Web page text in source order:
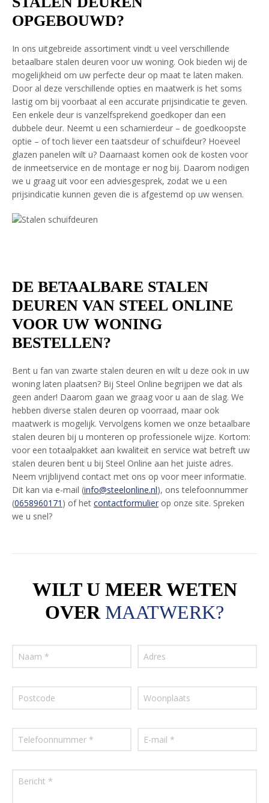
OPGEBOUWD?
In ons uitgebreide assortiment vindt u veel verschillende
betaalbare stalen deuren voor uw woning. Ook bieden wij de
mogelijkheid om uw perfecte deur op maat te laten maken.
Door al deze verschillende opties en maatwerk is het soms
lastig om bij voorbaat al een accurate prijsindicatie te geven.
Een enkele deur is vanzelfsprekend goedkoper dan een
dubbele deur. Neemt u een scharnierdeur – de goedkoopste
optie – of toch liever een taatsdeur of schuifdeur? Hoeveel
glazen panelen wilt u? Daarnaast komen ook de kosten voor
de inmeetservice en de montage er nog bij. Daarom nodigen
we u graag uit voor een adviesgesprek, zodat we u een
prijsindicatie kunnen geven die is afgestemd op uw wensen.
DE BETAALBARE STALEN
DEUREN VAN STEEL ONLINE
VOOR UW WONING
BESTELLEN?
Bent u fan van zwarte stalen deuren en wilt u deze ook in uw
woning laten plaatsen? Bij Steel Online begrijpen we dat als
geen ander! Daarom gaan we graag voor u aan de slag. We
hebben diverse stalen deuren op voorraad, maar ook
maatwerk is mogelijk. Vervolgens komen we onze betaalbare
stalen deuren bij u monteren op professionele wijze. Kortom:
voor een totaalpakket aan kwaliteit en service wat betreft uw
stalen deuren bent u bij Steel Online aan het juiste adres.
Neem vrijblijvend contact met ons op voor meer informatie.
Dit kan via e-mail (info@steelonline.nl), ons telefoonnummer
(0658960171 ) of het contactformulier op onze site. Spreken
we u snel?
WILT U MEER WETEN
OVER MAATWERK?